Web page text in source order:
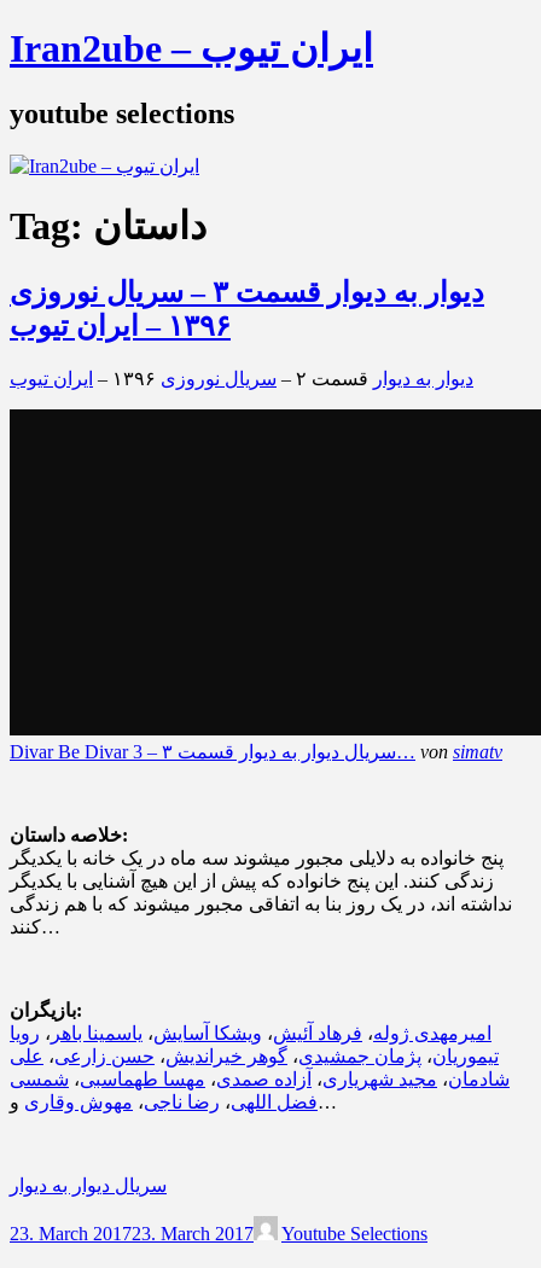
Iran2ube – ایران تیوب
youtube selections
Tag: داستان
دیوار به دیوار قسمت ۳ – سریال نوروزی
۱۳۹۶ – ایران تیوب
دیوار به دیوار قسمت ۲ – سریال نوروزی ایران تیوب
Divar Be Divar 3 – سریال دیوار به دیوار قسمت ۳… von simatv
خلاصه داستان:
پنج خانواده به دلایلی مجبور میشوند سه ماه در یک خانه با یکدیگر
زندگی کنند. این پنج خانواده که پیش از این هیچ آشنایی با یکدیگر
نداشته اند، در یک روز بنا به اتفاقی مجبور میشوند که با هم زندگی
کنند…
بازیگران:
امیرمهدی ژوله، فرهاد آئیش، ویشکا آسایش، یاسمینا باهر ، رویا
تیموریان، پژمان جمشیدی، گوهر خیراندیش، حسن زارعی، علی
شادمان، مجید شهریاری، آزاده صمدی، مهسا طهماسبی، شمسی
فضل اللهی، رضا ناجی، مهوش وقاری و…
سریال دیوار به دیوار
23. March 201723. March 2017 Youtube Selections